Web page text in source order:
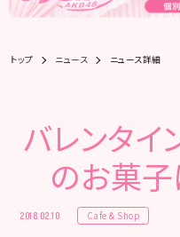
トップ ニュース ニュース詳細
バレンタ
のお菓
2018.02.10 Cafe & Shop